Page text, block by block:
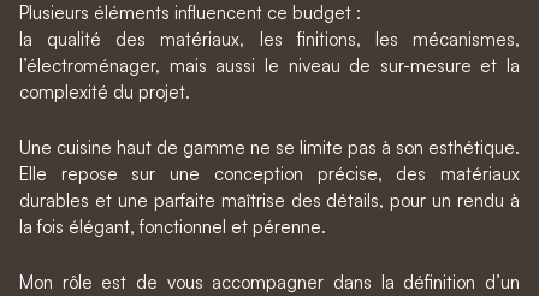
Plusieurs éléments influencent ce budget :
la qualité des matériaux, les finitions, les mécanismes,
l’électroménager, mais aussi le niveau de sur-mesure et la
complexité du projet.
Une cuisine haut de gamme ne se limite pas à son esthétique.
Elle repose sur une conception précise, des matériaux
durables et une parfaite maîtrise des détails, pour un rendu à
la fois élégant, fonctionnel et pérenne.
Mon rôle est de vous accompagner dans la définition d’un